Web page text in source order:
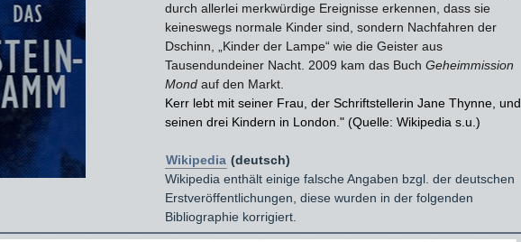
durch allerlei merkwürdige Ereignisse erkennen, dass sie
keineswegs normale Kinder sind, sondern Nachfahren der
Dschinn, „Kinder der Lampe“ wie die Geister aus
Tausendundeiner Nacht. 2009 kam das Buch Geheimmission
Mondauf den Markt.
Kerr lebt mit seiner Frau, der Schriftstellerin Jane Thynne, und
seinen drei Kindern in London." (Quelle: Wikipedia s.u.)
Wikipedia (deutsch)
Wikipedia enthält einige falsche Angaben bzgl. der deutschen
Erstveröffentlichungen, diese wurden in der folgenden
Bibliographie korrigiert.